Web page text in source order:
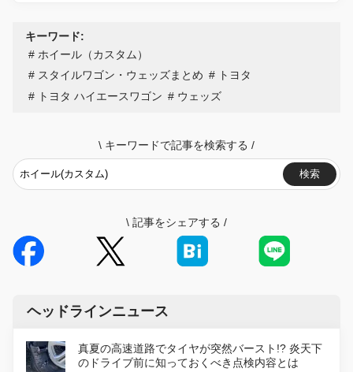
キーワード:
ホイール（カスタム）
スタイルワゴン・ウェッズまとめ
トヨタ
トヨタ ハイエースワゴン
ウェッズ
\ キーワードで記事を検索する /
検索
\ 記事をシェアする /
ヘッドラインニュース
真夏の高速道路でタイヤが突然バースト!? 炎天下
のドライブ前に知っておくべき点検内容とは